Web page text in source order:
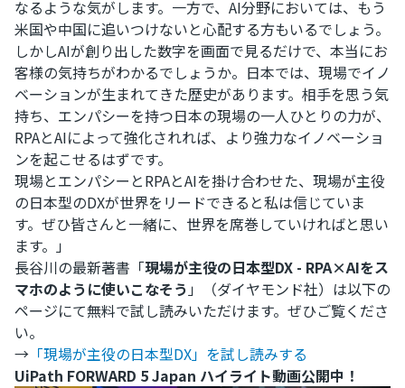
なるような気がします。一方で、AI分野においては、もう
米国や中国に追いつけないと心配する方もいるでしょう。
しかしAIが創り出した数字を画面で見るだけで、本当にお
客様の気持ちがわかるでしょうか。日本では、現場でイノ
ベーションが生まれてきた歴史があります。相手を思う気
持ち、エンパシーを持つ日本の現場の一人ひとりの力が、
RPAとAIによって強化されれば、より強力なイノベーショ
ンを起こせるはずです。
現場とエンパシーとRPAとAIを掛け合わせた、現場が主役
の日本型のDXが世界をリードできると私は信じていま
す。ぜひ皆さんと一緒に、世界を席巻していければと思い
ます。」
長谷川の最新著書「現場が主役の日本型DX - RPA×AIをス
マホのように使いこなそう」（ダイヤモンド社）は以下の
ページにて無料で試し読みいただけます。ぜひご覧くださ
い。
→ 「現場が主役の日本型DX」を試し読みする
UiPath FORWARD 5 Japan ハイライト動画公開中！